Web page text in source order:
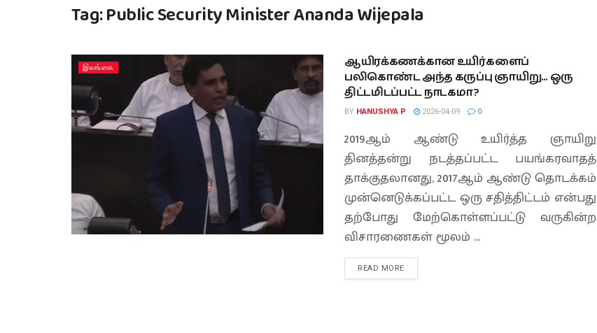
Tag:Public Security Minister Ananda Wijepala
இலங்கை
ஆயிரக்கணக்கான உயிர்களைப்
பலிகொண்ட அந்த கருப்பு ஞாயிறு… ஒரு
திட்டமிடப்பட்ட நாடகமா?
BY HANUSHYA P 2026-04-09 0
2019ஆம் ஆண்டு உயிர்த்த ஞாயிறு
தினத்தன்று நடத்தப்பட்ட பயங்கரவாதத்
தாக்குதலானது, 2017ஆம் ஆண்டு தொடக்கம்
முன்னெடுக்கப்பட்ட ஒரு சதித்திட்டம் என்பது
தற்போது மேற்கொள்ளப்பட்டு வருகின்ற
விசாரணைகள் மூலம் ...
READ MORE